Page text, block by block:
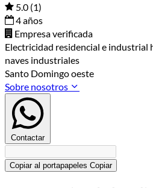
5.0 (1)
4 años
Empresa verificada
Electricidad residencial e industrial
naves industriales
Santo Domingo oeste
Sobre nosotros
Contactar
Copiar al portapapeles Copiar